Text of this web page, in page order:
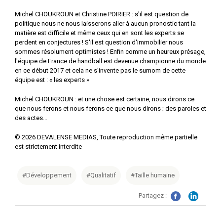
Michel CHOUKROUN et Christine POIRIER : s'il est question de
politique nous ne nous laisserons aller à aucun pronostic tant la
matière est difficile et même ceux qui en sont les experts se
perdent en conjectures ! S'il est question d'immobilier nous
sommes résolument optimistes ! Enfin comme un heureux présage,
l'équipe de France de handball est devenue championne du monde
en ce début 2017 et cela ne s'invente pas le surnom de cette
équipe est : « les experts »
Michel CHOUKROUN : et une chose est certaine, nous dirons ce
que nous ferons et nous ferons ce que nous dirons ; des paroles et
des actes...
© 2026 DEVALENSE MEDIAS, Toute reproduction même partielle
est strictement interdite
#Développement #Qualitatif #Taille humaine
Partagez :